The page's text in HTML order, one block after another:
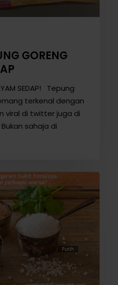
GORENG
SEDAP! Tepung
terkenal dengan
viral di twitter juga di
sahaja di